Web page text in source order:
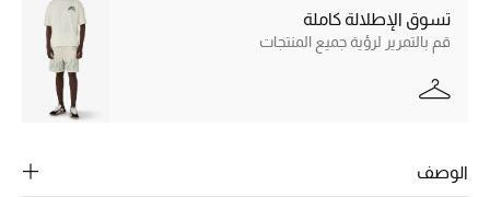
الجمال
تسوق الإطلالة كاملة
قم بالتمرير لرؤية جميع المنتجات
الوصف